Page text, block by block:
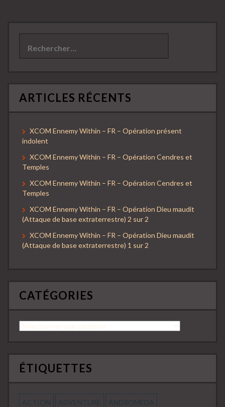
ARTICLES RÉCENTS
XCOM Ennemy Within – FR – Opération présent
indolent
XCOM Ennemy Within – FR – Opération Cendres et
Temples
XCOM Ennemy Within – FR – Opération Cendres et
Temples
XCOM Ennemy Within – FR – Opération Dieu maudit
(Attaque de base extraterrestre) 2 sur 2
XCOM Ennemy Within – FR – Opération Dieu maudit
(Attaque de base extraterrestre) 1 sur 2
CATÉGORIES
Catégories
ÉTIQUETTES
ACTION ADVENTURE ANDROMEDA